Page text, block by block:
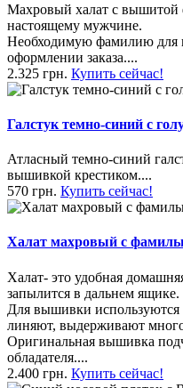
Махровый халат с
настоящему мужчине.
Необходимую фамилию для
оформлении заказа....
2.325 грн. Купить сейчас!
Галстук темно-синий с
Атласный темно-синий
вышивкой крестиком....
570 грн. Купить сейчас!
Халат махровый с
Халат- это удобная
запылится в дальнем ящике.
Для вышивки используются
линяют, выдерживают
Оригинальная вышивка
обладателя....
2.400 грн. Купить сейчас!